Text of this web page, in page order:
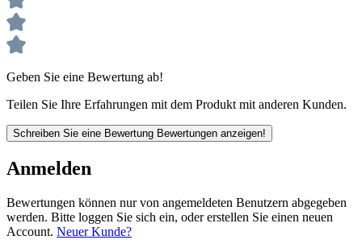
Geben Sie eine Bewertung ab!
Teilen Sie Ihre Erfahrungen mit dem Produkt mit anderen Kunden.
Schreiben Sie eine Bewertung Bewertungen anzeigen!
Anmelden
Bewertungen können nur von angemeldeten Benutzern abgegeben
werden. Bitte loggen Sie sich ein, oder erstellen Sie einen neuen
Account. Neuer Kunde?